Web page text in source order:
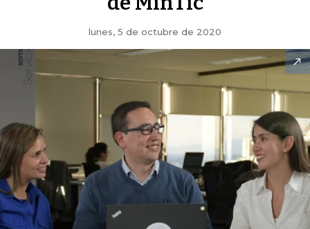
lunes, 5 de octubre de 2020